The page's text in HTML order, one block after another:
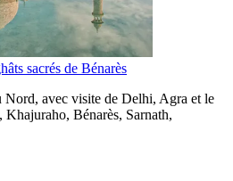
sacrés de Bénarès
Nord, avec visite de Delhi, Agra et le
Bénarès, Sarnath,